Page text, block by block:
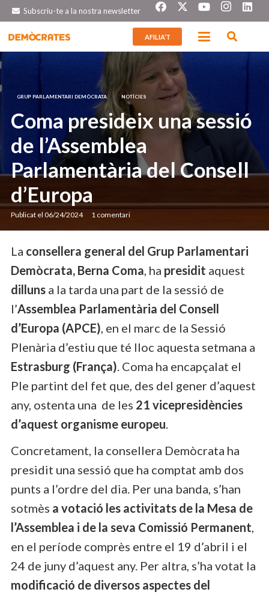
Subscriu-te a la nostra newsletter
AFILIA’T
GRUP PARLAMENTARI DEMÒCRATA NOTÍCIES
Coma presideix una sessió
de l’Assemblea
Parlamentària del Consell
d’Europa
Publicat el 06/24/2024 1 comentari
La consellera general del Grup Parlamentari
Demòcrata, Berna Coma, ha presidit aquest
dilluns a la tarda una part de la sessió de
l’Assemblea Parlamentària del Consell
d’Europa (APCE), en el marc de la Sessió
Plenària d’estiu que té lloc aquesta setmana a
Estrasburg (França). Coma ha encapçalat el
Ple partint del fet que, des del gener d’aquest
any, ostenta una de les 21 vicepresidències
d’aquest organisme europeu.
Concretament, la consellera Demòcrata ha
presidit una sessió que ha comptat amb dos
punts a l’ordre del dia. Per una banda, s’han
sotmès a votació les activitats de la Mesa de
l’Assemblea i de la seva Comissió Permanent,
en el període comprès entre el 19 d’abril i el
24 de juny d’aquest any. Per altra, s’ha votat la
modificació de diversos aspectes del